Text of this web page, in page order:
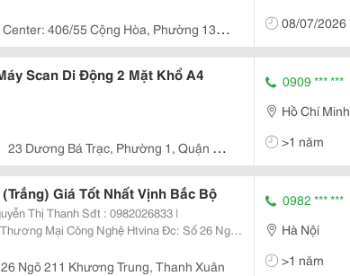
Center: 406/55 Cộng Hòa, Phường 13,
Chí Minh
08/07/2026
Scan Di Động 2 Mặt Khổ A4
23 Dương Bá Trạc, Phường 1, Quận 8,
0909 *** ***
Hồ Chí Minh
>1 năm
Máy Scan Fujitsu Fi-6125 (Trắng) Giá Tốt Nhất Vịnh Bắc Bộ
Thị Thanh Sđt : 0982026833 |
Http://Sieuthiht.com
26 Ngõ 211 Khương Trung, Thanh Xuân
0982 *** ***
Hà Nội
>1 năm